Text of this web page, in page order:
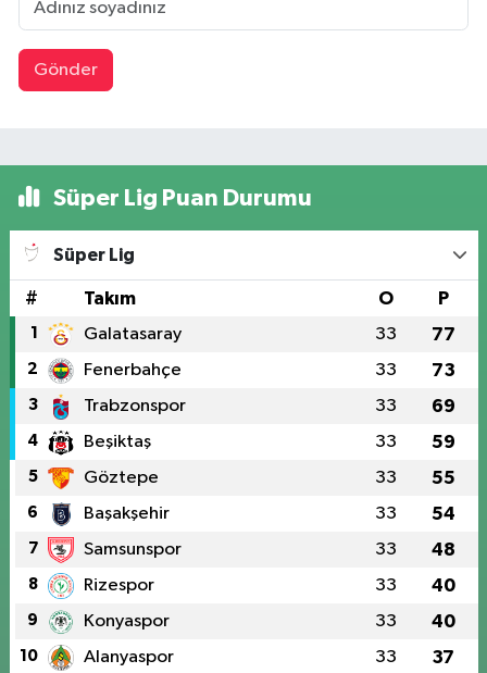
Gönder
Süper Lig Puan Durumu
Süper Lig
# Takım O P
1 Galatasaray 33 77
2 Fenerbahçe 33 73
3 Trabzonspor 33 69
4 Beşiktaş 33 59
5 Göztepe 33 55
6 Başakşehir 33 54
7 Samsunspor 33 48
8 Rizespor 33 40
9 Konyaspor 33 40
10 Alanyaspor 33 37